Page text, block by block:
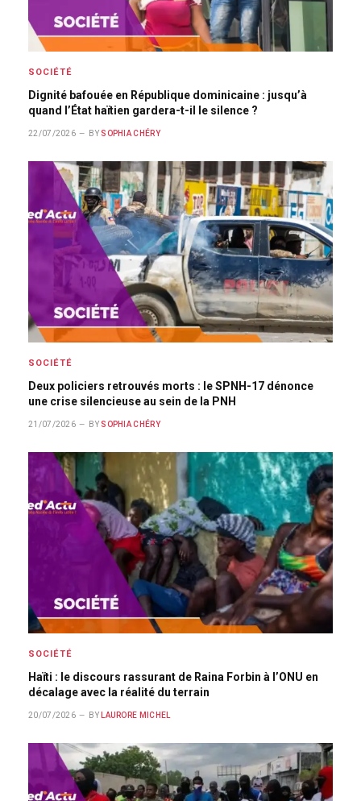
SOCIÉTÉ
Dignité bafouée en République dominicaine : jusqu’à
quand l’État haïtien gardera-t-il le silence ?
22/07/2026 BY SOPHIA CHÉRY
SOCIÉTÉ
Deux policiers retrouvés morts : le SPNH-17 dénonce
une crise silencieuse au sein de la PNH
21/07/2026 BY SOPHIA CHÉRY
SOCIÉTÉ
Haïti : le discours rassurant de Raina Forbin à l’ONU en
décalage avec la réalité du terrain
20/07/2026 BY LAURORE MICHEL